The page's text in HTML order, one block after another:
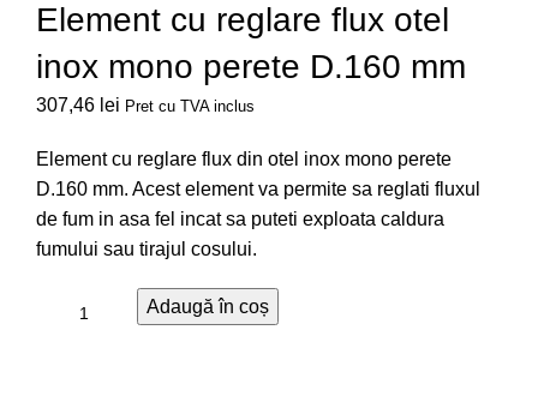
Element cu reglare flux otel
inox mono perete D.160 mm
307,46 lei Pret cu TVA inclus
Element cu reglare flux din otel inox mono perete
D.160 mm. Acest element va permite sa reglati fluxul
de fum in asa fel incat sa puteti exploata caldura
fumului sau tirajul cosului.
Adaugă în coș